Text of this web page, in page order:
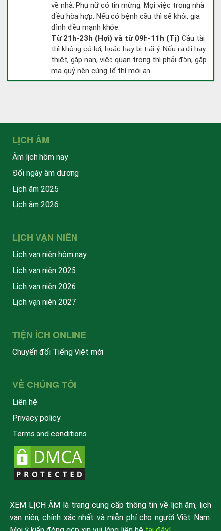
về nhà. Phụ nữ có tin mừng. Mọi việc trong nhà
đều hòa hợp. Nếu có bệnh cầu thì sẽ khỏi, gia
đình đều mạnh khỏe.
Từ 21h-23h (Hợi) và từ 09h-11h (Tị) Cầu tài
thì không có lợi, hoặc hay bị trái ý. Nếu ra đi hay
thiệt, gặp nạn, việc quan trọng thì phải đòn, gặp
ma quỷ nên cúng tế thì mới an.
LỊCH ÂM
Âm lịch hôm nay
Đổi ngày âm dương
Lịch âm 2025
Lịch âm 2026
LỊCH VẠN NIÊN
Lịch vạn niên hôm nay
Lịch vạn niên 2025
Lịch vạn niên 2026
Lịch vạn niên 2027
TIỆN ÍCH ONLINE
Chuyển đổi Tiếng Việt mới
VỀ CHÚNG TÔI
Liên hệ
Privacy policy
Terms and conditions
XEM LỊCH ÂM là trang cung cấp thông tin về lịch âm, lịch
vạn niên, chính xác nhất và miễn phí cho người Việt Nam.